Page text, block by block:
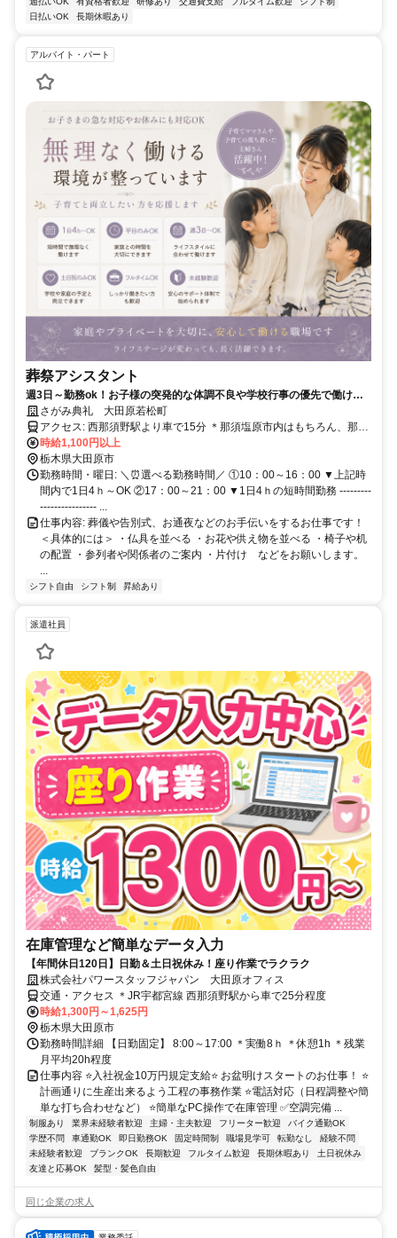
日払いOK
長期休暇あり
アルバイト・パート
葬祭アシスタント
週3日～勤務ok！お子様の突発的な体調不良や学校行事の優先で働けま
す！働きやすさを求めるならここで決まり♪
さがみ典礼 大田原若松町
アクセス: 西那須野駅より車で15分 ＊那須塩原市内はもちろん、那須
町、大田原市からもアクセス良好◎
時給1,100円以上
栃木県大田原市
勤務時間・曜日: ＼⏰選べる勤務時間／ ①10：00～16：00 ▼上記時
間内で1日4ｈ～OK ②17：00～21：00 ▼1日4ｈの短時間勤務 ---------
---------------- ...
仕事内容: 葬儀や告別式、お通夜などのお手伝いをするお仕事です！
＜具体的には＞ ・仏具を並べる ・お花や供え物を並べる ・椅子や机
の配置 ・参列者や関係者のご案内 ・片付け などをお願いします。
シフト自由 シフト制 昇給あり
派遣社員
在庫管理など簡単なデータ入力
【年間休日120日】日勤＆土日祝休み！座り作業でラクラク
株式会社パワースタッフジャパン 大田原オフィス
交通・アクセス ＊JR宇都宮線 西那須野駅から車で25分程度
時給1,300円～1,625円
栃木県大田原市
勤務時間詳細 【日勤固定】 8:00～17:00 ＊実働8ｈ ＊休憩1h ＊残業
月平均20h程度
仕事内容 ⭐入社祝金10万円規定支給⭐ お盆明けスタートのお仕事！ ⭐
計画通りに生産出来るよう工程の事務作業 ⭐電話対応（日程調整や簡
単な打ち合わせなど） ⭐簡単なPC操作で在庫管理 ✅空調完備 ...
制服あり 業界未経験者歓迎 主婦・主夫歓迎 フリーター歓迎
バイク通勤OK
学歴不問
車通勤OK 即日勤務OK 固定時間制 職場見学可 転勤なし
経験不問
未経験者歓迎
ブランクOK 長期歓迎 フルタイム歓迎 長期休暇あり
土日祝休み
友達と応募OK
髪型・髪色自由
同じ企業の求人